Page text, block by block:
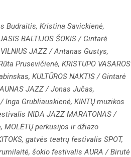
Budraitis, Kristina Savickienė,
BALTIJOS ŠOKIS / Gintarė
JAZZ /Antanas Gustys,
Prusevičienė, KRISTUPO VASAROS
KULTŪROS NAKTIS / Gintarė
JAZZ / Jonas Jučas,
/Inga Grubliauskienė, KINTŲ muzikos
NIDA JAZZ MARATONAS/
MOLĖTŲ perkusijos ir džiazo
gatvės teatrų festivalis SPOT,
šokio festivalis AURA / Birutė